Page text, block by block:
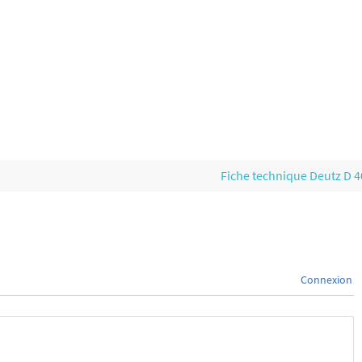
Fiche technique Deutz D
Connexion